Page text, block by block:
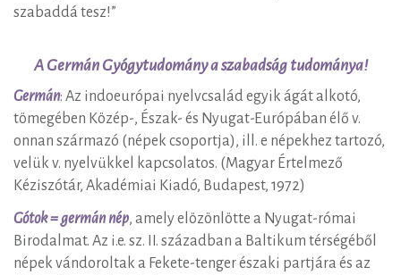
szabaddá tesz!”
A Germán Gyógytudomány a szabadság tudománya!
Germán: Az indoeurópai nyelvcsalád egyik ágát alkotó,
tömegében Közép-, Észak- és Nyugat-Európában élő v.
onnan származó (népek csoportja), ill. e népekhez tartozó,
velük v. nyelvükkel kapcsolatos. (Magyar Értelmező
Kéziszótár, Akadémiai Kiadó, Budapest, 1972)
Gótok = germán nép, amely elözönlötte a Nyugat-római
Birodalmat. Az i.e. sz. II. században a Baltikum térségéből
népek vándoroltak a Fekete-tenger északi partjára és az